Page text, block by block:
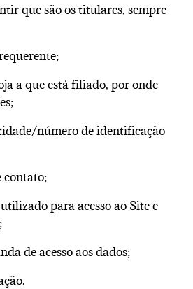
que são os titulares, sempre
a que está filiado, por onde
número de identificação
contato;
para acesso ao Site e
de acesso aos dados;